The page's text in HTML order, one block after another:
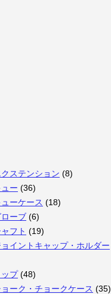
ステンション (8)
ー (36)
ーケース (18)
ーブ (6)
フト (19)
イントキャップ・ホルダー
プ(48)
ーク・チョークケース (35)